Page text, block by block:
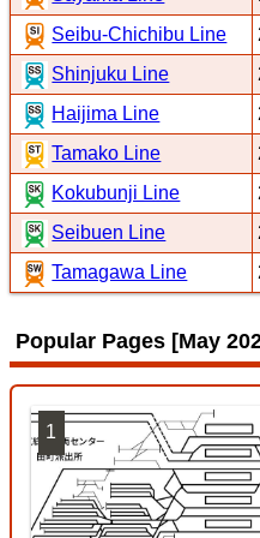
Seibu-Chichibu Line
Shinjuku Line
Haijima Line
Tamako Line
Kokubunji Line
Seibuen Line
Tamagawa Line
Popular Pages [May
1